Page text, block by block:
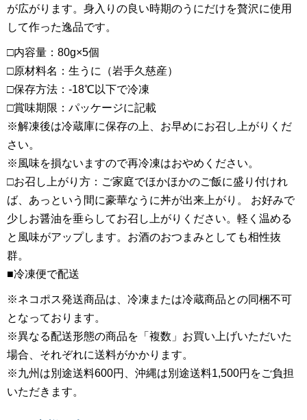
が広がります。身入りの良い時期のうにだけを贅沢に使用
して作った逸品です。
□内容量：80g×5個
□原材料名：生うに（岩手久慈産）
□保存方法：-18℃以下で冷凍
□賞味期限：パッケージに記載
※解凍後は冷蔵庫に保存の上、お早めにお召し上がりくだ
さい。
※風味を損ないますので再冷凍はおやめください。
□お召し上がり方：ご家庭でほかほかのご飯に盛り付けれ
ば、あっという間に豪華なうに丼が出来上がり。 お好みで
少しお醤油を垂らしてお召し上がりください。軽く温める
と風味がアップします。お酒のおつまみとしても相性抜
群。
■冷凍便で配送
※ネコポス発送商品は、冷凍または冷蔵商品との同梱不可
となっております。
※異なる配送形態の商品を「複数」お買い上げいただいた
場合、それぞれに送料がかかります。
※九州は別途送料600円、沖縄は別途送料1,500円をご負担
いただきます。